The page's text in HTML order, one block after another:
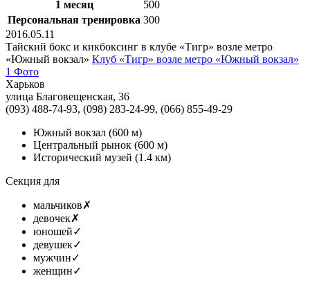
1 месяц
500
Персональная тренировка 300
2016.05.11
Тайский бокс и кикбоксинг в клубе «Тигр» возле метро
«Южный вокзал» Клуб «Тигр» возле метро «Южный вокзал»
1 Фото
Харьков
улица Благовещенская, 36
(093) 488-74-93, (098) 283-24-99, (066) 855-49-29
Южный вокзал (600 м)
Центральный рынок (600 м)
Исторический музей (1.4 км)
Секция для
мальчиков✗
девочек✗
юношей✓
девушек✓
мужчин✓
женщин✓